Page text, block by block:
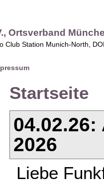
Ortsverband
Club Station Munich-North,
Startseite
04.02.26:
2026
Liebe